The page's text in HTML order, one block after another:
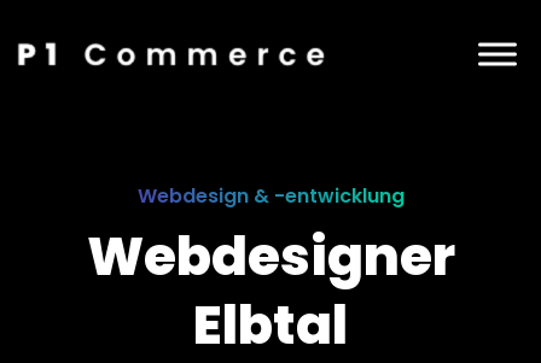
Webdesign & -entwicklung
Webdesigner
Elbtal